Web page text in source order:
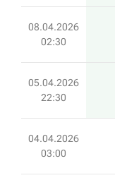
08.04.2026
02:30
05.04.2026
22:30
04.04.2026
03:00